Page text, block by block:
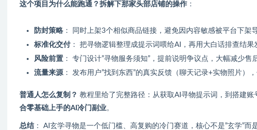
这个项目为什么能跑通？拆解下那家头部店铺的操作 ：
防封策略 ： 同时上架3个相似商品链接，避免因内容敏感被平台下架
标准化交付： 把寻物逻辑整理成提示词喂给AI，再用大白话排查结果
风险前置 ： 专门设计”寻物服务须知”，提前说明争议点，大幅减少售
流量来源： 发布用户”找到东西”的真实反馈（聊天记录+实物照片）
普通人怎么复制？ 教程里给了完整路径：从获取AI寻物提示词，到搭建
合零基础上手的AI冷门副业。
总结： AI玄学寻物是一个低门槛、高复购的冷门赛道，核心不是”玄学”